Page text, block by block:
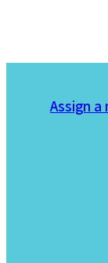
Assign a